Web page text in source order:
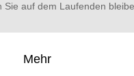
Sie auf dem Laufenden
Mehr